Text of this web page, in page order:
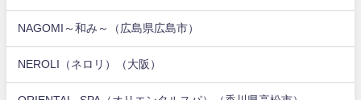
NAGOMI～和み～（広島県広島市）
NEROLI（ネロリ）（大阪）